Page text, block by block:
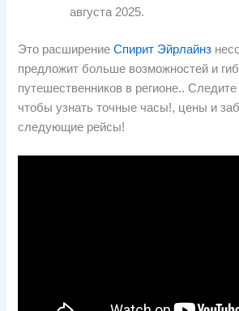
августа 2025.
Это расширениеСпирит Эйрлайнз
предложит больше возможностей и
путешественников в регионе..
чтобы узнать точные часы!, цены и
следующие рейсы!